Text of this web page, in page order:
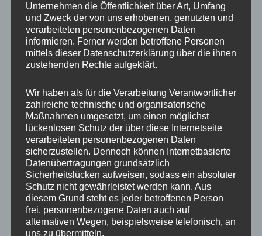
Dem kann man nur zustimmen und ganz
allgemein möchte ich noch anfügen: Reden
hilft, schweigen nicht – und das gilt sowohl für
Betroffene als auch Arbeitgeber.
Unternehmen die Öffentlichkeit über Art, Umfang
und Zweck der von uns erhobenen, genutzten und
verarbeiteten personenbezogenen Daten
informieren. Ferner werden betroffene Personen
mittels dieser Datenschutzerklärung über die ihnen
zustehenden Rechte aufgeklärt.
Wir haben als für die Verarbeitung Verantwortlicher
zahlreiche technische und organisatorische
Maßnahmen umgesetzt, um einen möglichst
lückenlosen Schutz der über diese Internetseite
verarbeiteten personenbezogenen Daten
sicherzustellen. Dennoch können Internetbasierte
Datenübertragungen grundsätzlich
Sicherheitslücken aufweisen, sodass ein absoluter
Schutz nicht gewährleistet werden kann. Aus
diesem Grund steht es jeder betroffenen Person
frei, personenbezogene Daten auch auf
alternativen Wegen, beispielsweise telefonisch, an
uns zu übermitteln.